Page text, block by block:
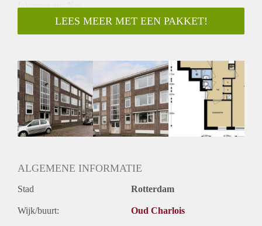
Inkomen eis: Nee
Garantiestelling mogelijk: Nee
Borg: 1 Maand
Huisdieren toegestaan: Afhankelijk van de Eigenaar
Huurtoeslag grens: Ja
Geschikt voor studenten: Afhankelijk van de Eigenaar
LEES MEER MET EEN PAKKET!
ALGEMENE INFORMATIE
Stad Rotterdam
Wijk/buurt: Oud Charlois